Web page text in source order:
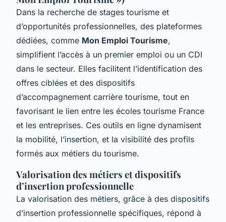
Dans la recherche de stages tourisme et
d’opportunités professionnelles, des plateformes
dédiées, comme Mon Emploi Tourisme,
simplifient l’accès à un premier emploi ou un CDI
dans le secteur. Elles facilitent l’identification des
offres ciblées et des dispositifs
d’accompagnement carrière tourisme, tout en
favorisant le lien entre les écoles tourisme France
et les entreprises. Ces outils en ligne dynamisent
la mobilité, l’insertion, et la visibilité des profils
formés aux métiers du tourisme.
Valorisation des métiers et dispositifs
d’insertion professionnelle
La valorisation des métiers, grâce à des dispositifs
d’insertion professionnelle spécifiques, répond à